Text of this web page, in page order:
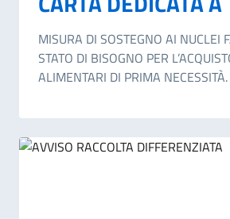
MISURA DI SOSTEGNO AI NUCLEI
STATO DI BISOGNO PER
ALIMENTARI DI PRIMA NECESSITÀ.
PUBBLICATO NELLA GAZZETTA
DEL 12 AGOSTO 2025.